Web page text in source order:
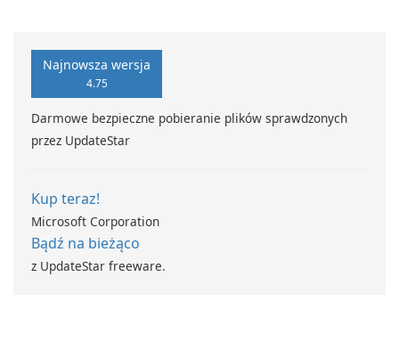
Najnowsza wersja
4.75
Darmowe bezpieczne pobieranie plików sprawdzonych
przez UpdateStar
Kup teraz!
Microsoft Corporation
Bądź na bieżąco
z UpdateStar freeware.